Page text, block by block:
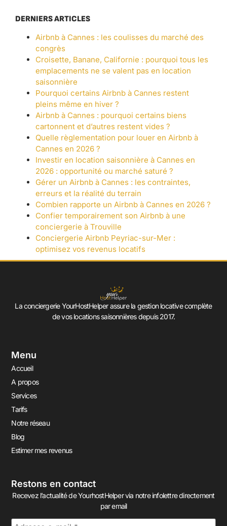
DERNIERS ARTICLES
Airbnb à Cannes : les coulisses du marché des
congrès
Croisette, Banane, Californie : pourquoi tous les
emplacements ne se valent pas en location
saisonnière
Pourquoi certains Airbnb à Cannes restent
pleins même en hiver ?
Airbnb à Cannes : pourquoi certains biens
cartonnent et d’autres restent vides ?
Quelle règlementation pour louer en Airbnb à
Cannes en 2026 ?
Investir en location saisonnière à Cannes en
2026 : opportunité ou marché saturé ?
Gérer un Airbnb à Cannes : les contraintes,
erreurs et la réalité du terrain
Combien rapporte un Airbnb à Cannes en 2026 ?
Confier temporairement son Airbnb à une
conciergerie à Trouville
Conciergerie Airbnb Peyriac-sur-Mer :
optimisez vos revenus locatifs
La conciergerie YourHostHelper assure la gestion locative complète
de vos locations saisonnières depuis 2017.
Menu
Accueil
A propos
Services
Tarifs
Notre réseau
Blog
Estimer mes revenus
Restons en contact
Recevez l’actualité de YourhostHelper via notre infolettre directement
par email